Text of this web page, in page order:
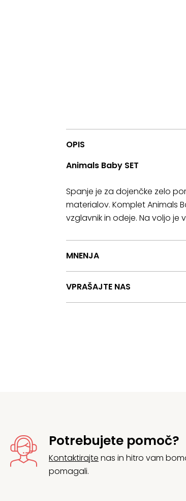
OPIS
Animals Baby SET
Spanje je za dojenčke zelo
materialov. Komplet Animals
vzglavnik in odeje. Na voljo je
MNENJA
VPRAŠAJTE NAS
Potrebujete pomoč?
Kontaktirajte nas in hitro vam
pomagali.